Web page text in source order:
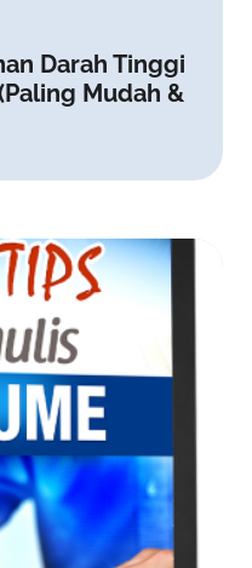
Darah Tinggi
Mudah &